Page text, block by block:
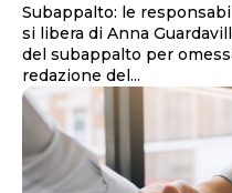
Subappalto: le
si libera di Anna Guardavilla Dalla mancata conoscenza
del subappalto per
redazione del...